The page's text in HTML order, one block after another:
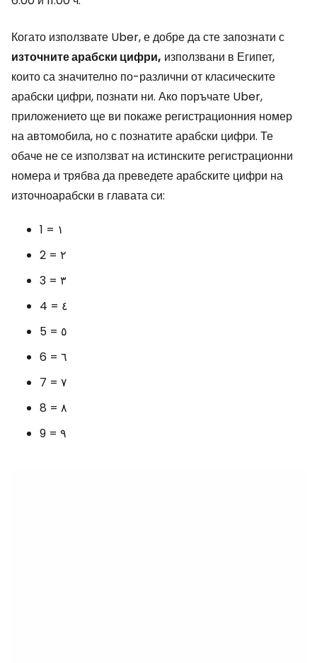
Когато използвате Uber, е добре да сте запознати с
източните арабски цифри, използвани в Египет,
които са значително по-различни от класическите
арабски цифри, познати ни. Ако поръчате Uber,
приложението ще ви покаже регистрационния номер
на автомобила, но с познатите арабски цифри. Те
обаче не се използват на истинските регистрационни
номера и трябва да преведете арабските цифри на
източноарабски в главата си:
1 = ١
2 = ٢
3 = ٣
4 = ٤
5 = ٥
6 = ٦
7 = ٧
8 = ٨
9 = ٩